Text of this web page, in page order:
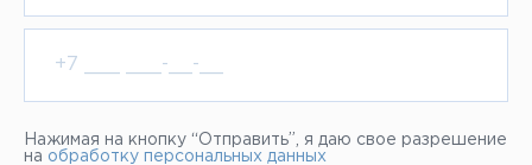
Нажимая на кнопку “Отправить”, я даю свое разрешение
на обработку персональных данных